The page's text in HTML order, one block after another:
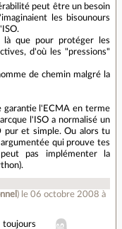
peut être un besoin
les bisounours
là que pour protéger les
d'où les "pressions"
de chemin malgré la
garantie l'ECMA en terme
l'ISO a normalisé un
pur et simple. Ou alors tu
qui prouve tes
pas implémenter la
) le 06 octobre 2008 à